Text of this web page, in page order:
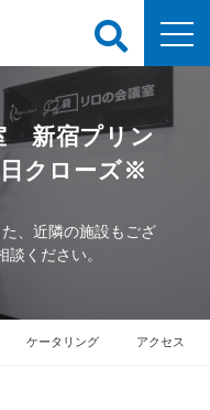
新宿プリン
クローズ※
、近隣の施設もござ
ください。
ケータリング アクセス